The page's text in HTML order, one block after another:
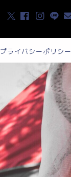
プライバシーポリシー